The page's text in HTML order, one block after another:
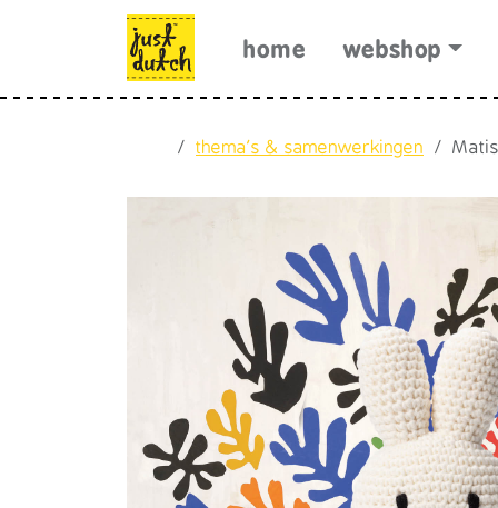
home webshop
Homethema's & samenwerkingen